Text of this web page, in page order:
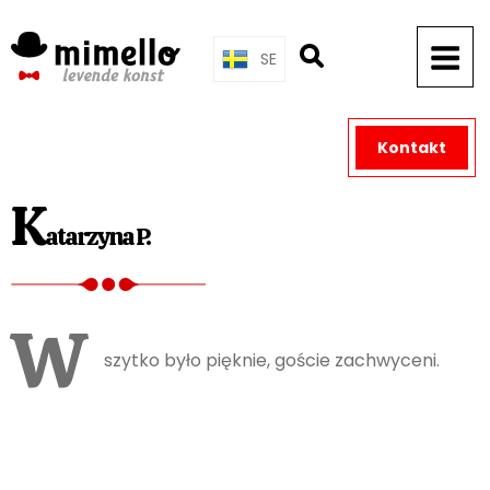
to
content
SE
Katarzyna P.
W szytko było pięknie, goście zachwyceni.
Kontakt